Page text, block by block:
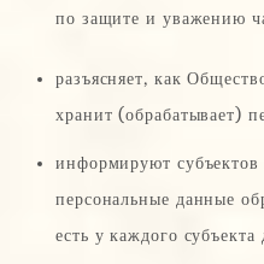
по защите и уважению
разъясняет, как
хранит (обрабатывает)
информируют
персональные данные
есть у каждого субъекта
Персональные данные
определения Ваших
соглашаетесь с правилами